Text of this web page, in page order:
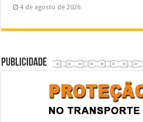
4 de agosto de 2026
Publicidade